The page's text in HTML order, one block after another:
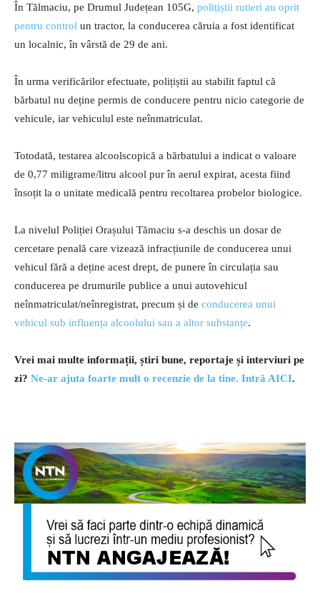
În Tălmaciu, pe Drumul Județean 105G, polițiștii rutieri au oprit
pentru control un tractor, la conducerea căruia a fost identificat
un localnic, în vârstă de 29 de ani.
În urma verificărilor efectuate, polițiștii au stabilit faptul că
bărbatul nu deține permis de conducere pentru nicio categorie de
vehicule, iar vehiculul este neînmatriculat.
Totodată, testarea alcoolscopică a bărbatului a indicat o valoare
de 0,77 miligrame/litru alcool pur în aerul expirat, acesta fiind
însoțit la o unitate medicală pentru recoltarea probelor biologice.
La nivelul Poliției Orașului Tămaciu s-a deschis un dosar de
cercetare penală care vizează infracțiunile de conducerea unui
vehicul fără a deține acest drept, de punere în circulația sau
conducerea pe drumurile publice a unui autovehicul
neînmatriculat/neînregistrat, precum și de conducerea unui
vehicul sub influența alcoolului sau a altor substanțe.
Vrei mai multe informații, știri bune, reportaje și interviuri pe
zi? Ne-ar ajuta foarte mult o recenzie de la tine. Intră AICI.